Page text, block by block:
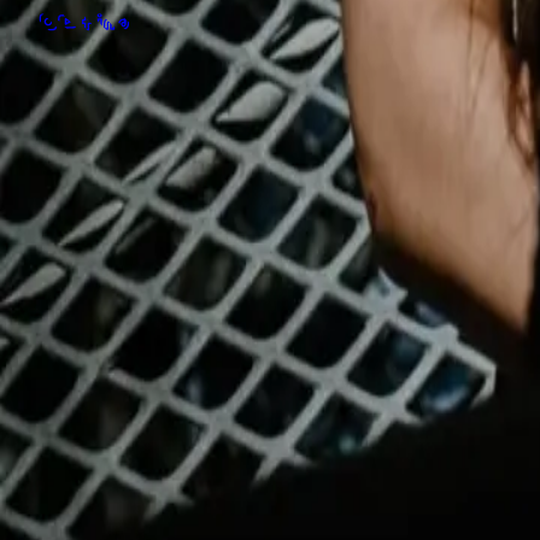
🇬🇧 English 🇸🇪 Svenska
•Integritetspolicy• Användarvillkor•Tillgänglighet
© 2026 FC Rosengård. Alla rättigheter reserverade.
Hem
Matcher
Laget
Mer
Biljetter